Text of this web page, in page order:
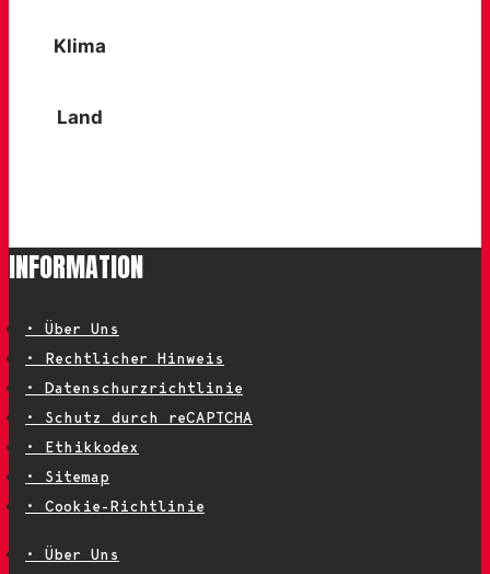
Klima
Land
INFORMATION
• Über Uns
• Rechtlicher Hinweis
• Datenschurzrichtlinie
• Schutz durch reCAPTCHA
• Ethikkodex
• Sitemap
• Cookie-Richtlinie
• Über Uns